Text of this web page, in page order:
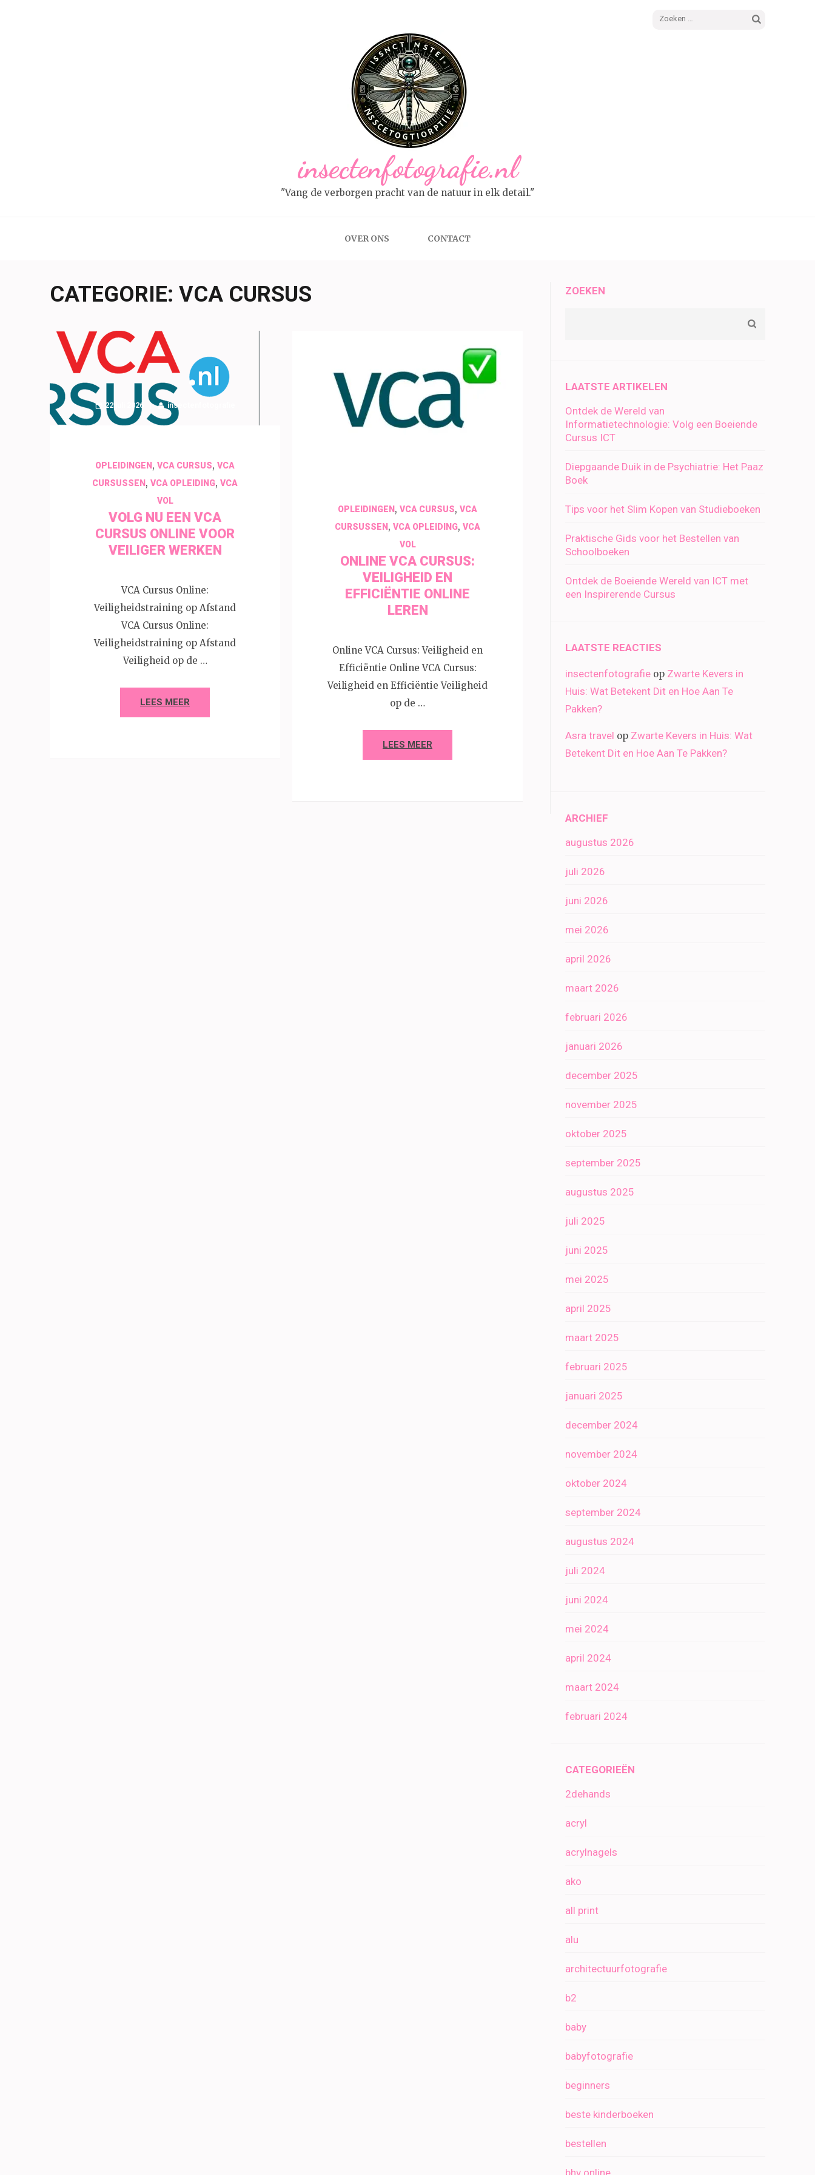
Zoeken
insectenfotografie.nl
"Vang de verborgen pracht van de natuur in elk detail."
OVER ONS CONTACT
CATEGORIE: VCA CURSUS
22 juli 2026 insectenfotografie
OPLEIDINGEN , VCA CURSUS, VCA
CURSUSSEN , VCA OPLEIDING, VCA
VOL
VOLG NU EEN VCA
CURSUS ONLINE VOOR
VEILIGER WERKEN
VCA Cursus Online:
Veiligheidstraining op Afstand
VCA Cursus Online:
Veiligheidstraining op Afstand
Veiligheid op de …
LEES MEER
OPLEIDINGEN , VCA CURSUS, VCA
CURSUSSEN , VCA OPLEIDING, VCA
VOL
ONLINE VCA CURSUS:
VEILIGHEID EN
EFFICIËNTIE ONLINE
LEREN
Online VCA Cursus: Veiligheid en
Efficiëntie Online VCA Cursus:
Veiligheid en Efficiëntie Veiligheid
op de …
LEES MEER
ZOEKEN
LAATSTE ARTIKELEN
Ontdek de Wereld van
Informatietechnologie: Volg een Boeiende
Cursus ICT
Diepgaande Duik in de Psychiatrie: Het Paaz
Boek
Tips voor het Slim Kopen van Studieboeken
Praktische Gids voor het Bestellen van
Schoolboeken
Ontdek de Boeiende Wereld van ICT met
een Inspirerende Cursus
LAATSTE REACTIES
insectenfotografie op Zwarte Kevers in
Huis: Wat Betekent Dit en Hoe Aan Te
Pakken?
Asra travel op Zwarte Kevers in Huis: Wat
Betekent Dit en Hoe Aan Te Pakken?
ARCHIEF
augustus 2026
juli 2026
juni 2026
mei 2026
april 2026
maart 2026
februari 2026
januari 2026
december 2025
november 2025
oktober 2025
september 2025
augustus 2025
juli 2025
juni 2025
mei 2025
april 2025
maart 2025
februari 2025
januari 2025
december 2024
november 2024
oktober 2024
september 2024
augustus 2024
juli 2024
juni 2024
mei 2024
april 2024
maart 2024
februari 2024
CATEGORIEËN
2dehands
acryl
acrylnagels
ako
all print
alu
architectuurfotografie
b2
baby
babyfotografie
beginners
beste kinderboeken
bestellen
bhv online